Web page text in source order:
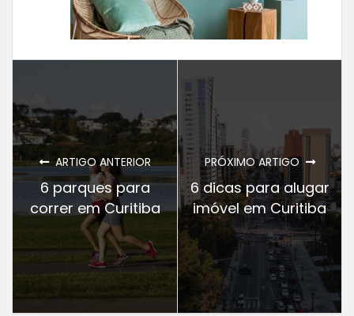
ARTIGO ANTERIOR
6 parques para
correr em Curitiba
PRÓXIMO ARTIGO
6 dicas para alugar
imóvel em Curitiba